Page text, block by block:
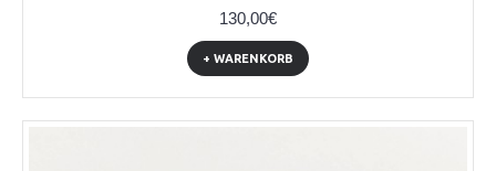
130,00€
+ WARENKORB